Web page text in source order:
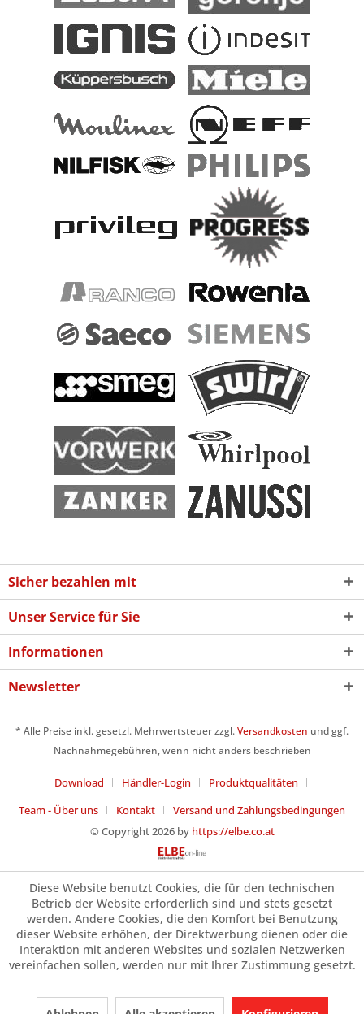
Sicher bezahlen mit
Unser Service für Sie
Informationen
Newsletter
* Alle Preise inkl. gesetzl. Mehrwertsteuer zzgl.Versandkosten und ggf.
Nachnahmegebühren, wenn nicht anders beschrieben
Download Händler-Login
Produktqualitäten
Team - Über uns
Kontakt
Versand und Zahlungsbedingungen
© Copyright 2026 by https://elbe.co.at
Diese Website benutzt Cookies, die für den technischen
Betrieb der Website erforderlich sind und stets gesetzt
werden. Andere Cookies, die den Komfort bei Benutzung
dieser Website erhöhen, der Direktwerbung dienen oder die
Interaktion mit anderen Websites und sozialen Netzwerken
vereinfachen sollen, werden nur mit Ihrer Zustimmung gesetzt.